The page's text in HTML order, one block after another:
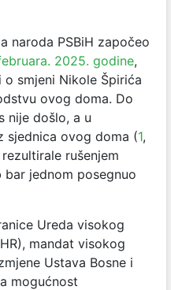
naroda PSBiH započeo
2025. godine,
smjeni Nikole Špirića
ovog doma. Do
nije došlo, a u
sjednica ovog doma (1,
rušenjem
jednom posegnuo
Ureda visokog
mandat visokog
Ustava Bosne i
mogućnost